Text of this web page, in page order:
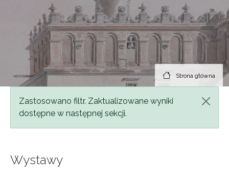
Strona główna
Komunikat
Zastosowano filtr. Zaktualizowane wyniki
dostępne w następnej sekcji.
Wystawy